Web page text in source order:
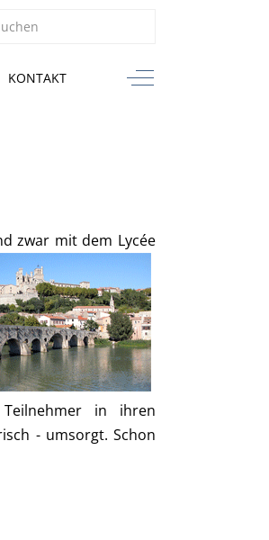
KONTAKT Off-Canvas Toggle
zwar mitdem Lycée
in ihren
- umsorgt. Schon